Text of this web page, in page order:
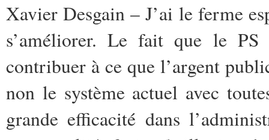
Xavier Desgain – J’ai le ferme
s’améliorer. Le fait que le
contribuer à ce que l’argent
non le système actuel avec
grande efficacité dans